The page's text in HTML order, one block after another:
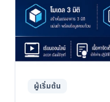
ผู้เริ่มต้น